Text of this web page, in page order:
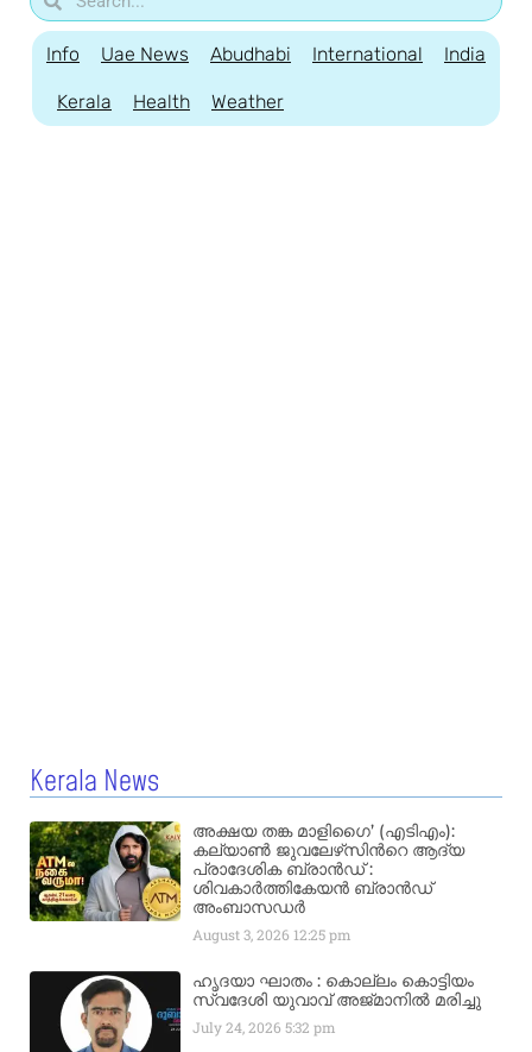
Info Uae News Abudhabi International India
Kerala Health Weather
Kerala News
അക്ഷയ തങ്ക മാളിഗൈ’ (എടിഎം):
കല്യാണ്‍ ജുവലേഴ്‌സിന്‍റെ ആദ്യ
പ്രാദേശിക ബ്രാന്‍ഡ് :
ശിവകാര്‍ത്തികേയന്‍ ബ്രാന്‍ഡ്
അംബാസഡര്‍
August 3, 2026 12:25 pm
ഹൃദയാ ഘാതം : കൊല്ലം കൊട്ടിയം
സ്വദേശി യുവാവ് അജ്മാനിൽ മരിച്ചു
July 24, 20265:32 pm